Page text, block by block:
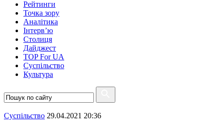
Рейтинги
Точка зору
Аналітика
Інтерв’ю
Столиця
Дайджест
TOP For UA
Суспiльство
Культура
Суспiльство 29.04.2021 20:36